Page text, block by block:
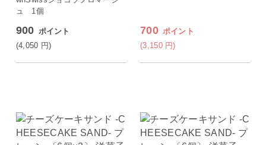
ュ 1個
900 ポイント
(4,050 円)
700 ポイント
(3,150 円)